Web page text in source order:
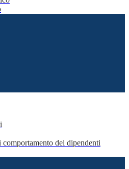
dei dipendenti